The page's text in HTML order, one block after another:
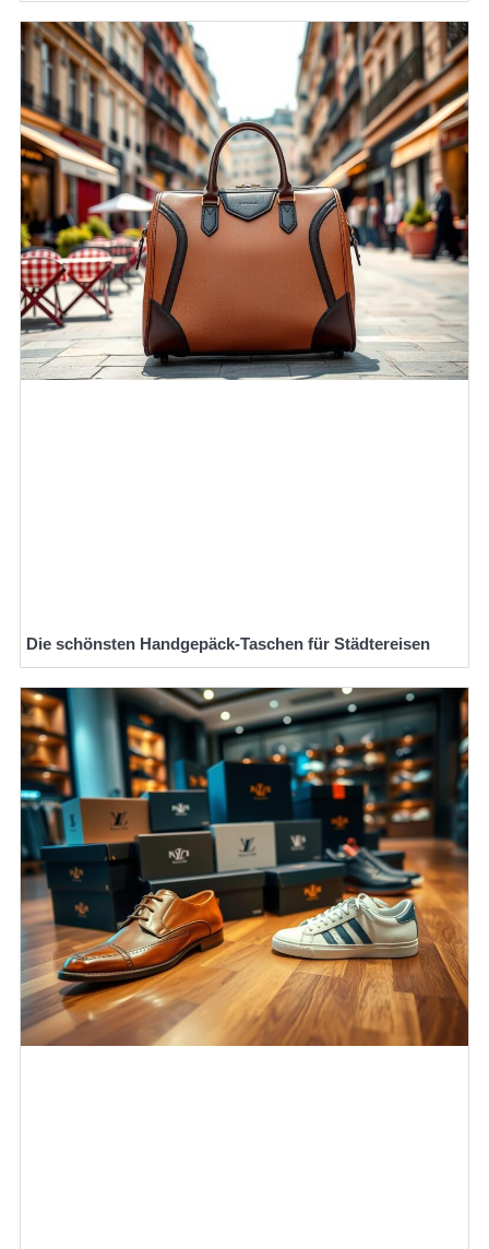
Die schönsten Handgepäck-Taschen für Städtereisen